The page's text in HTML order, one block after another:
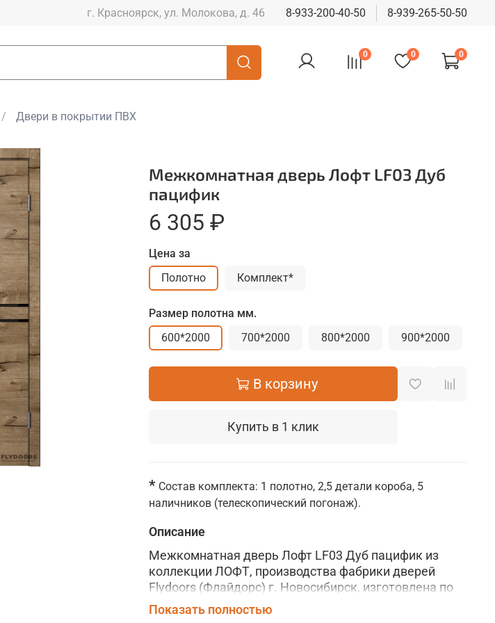
г. Красноярск, ул. Молокова, д. 46 8-933-200-40-50 8-939-265-50-50
0 0 0
Двери в покрытии ПВХ
Межкомнатная дверь Лофт LF03 Дуб
пацифик
6 305 ₽
Цена за
Полотно
Комплект*
Размер полотна мм.
600*2000
700*2000 800*2000 900*2000
В корзину
Купить в 1 клик
* Состав комплекта: 1 полотно, 2,5 детали короба, 5
наличников (телескопический погонаж).
Описание
Межкомнатная дверь Лофт LF03 Дуб пацифик из
коллекции ЛОФТ, производства фабрики дверей
Flydoors (Флайдорс) г. Новосибирск, изготовлена по
каркасно-щитовой технологии из
Показать полностью